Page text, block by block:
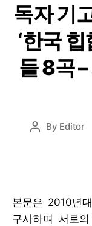
독자 기
‘한국
들 8곡
Post
By Editor
본문은 2010년
구사하며 서로